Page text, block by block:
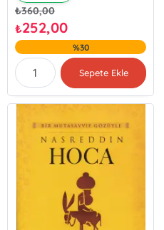
Ensar Arif Sağbaş
Ahmet Nizamoğlu
Leyla İsayeva Özğan
₺360,00
₺252,00
%30
Sepete Ekle